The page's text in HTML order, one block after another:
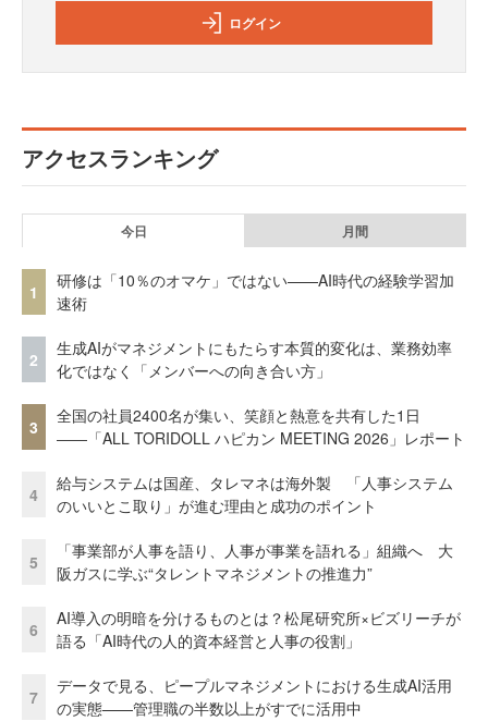
ログイン
アクセスランキング
今日 月間
1
研修は「10％のオマケ」ではない——AI時代の経験学習加
速術
2
生成AIがマネジメントにもたらす本質的変化は、業務効率
化ではなく「メンバーへの向き合い方」
3
全国の社員2400名が集い、笑顔と熱意を共有した1日
――「ALL TORIDOLL ハピカン MEETING 2026」レポート
4
給与システムは国産、タレマネは海外製 「人事システム
のいいとこ取り」が進む理由と成功のポイント
5
「事業部が人事を語り、人事が事業を語れる」組織へ 大
阪ガスに学ぶ“タレントマネジメントの推進力”
6
AI導入の明暗を分けるものとは？松尾研究所×ビズリーチが
語る「AI時代の人的資本経営と人事の役割」
7
データで見る、ピープルマネジメントにおける生成AI活用
の実態——管理職の半数以上がすでに活用中